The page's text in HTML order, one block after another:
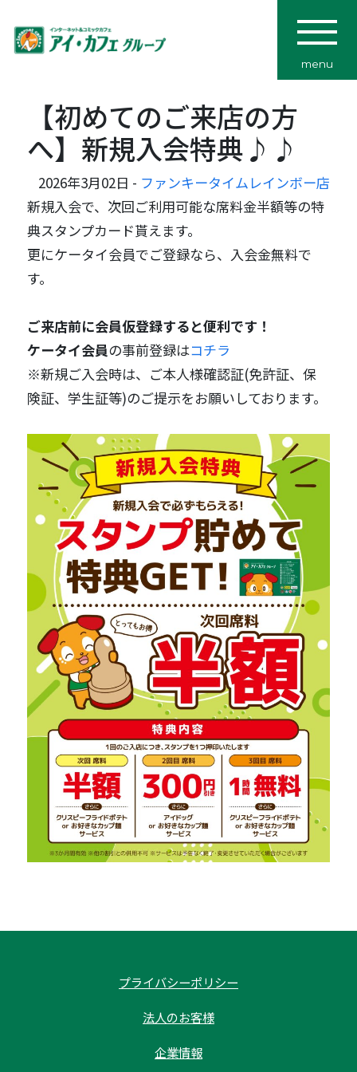
menu
【初めてのご来店の方
へ】新規入会特典♪♪
2026年3月02日 - ファンキータイムレインボー店
新規入会で、次回ご利用可能な席料金半額等の特
典スタンプカード貰えます。
更にケータイ会員でご登録なら、入会金無料で
す。
ご来店前に会員仮登録すると便利です！
ケータイ会員の事前登録はコチラ
※新規ご入会時は、ご本人様確認証(免許証、保
険証、学生証等)のご提示をお願いしております。
プライバシーポリシー
法人のお客様
企業情報